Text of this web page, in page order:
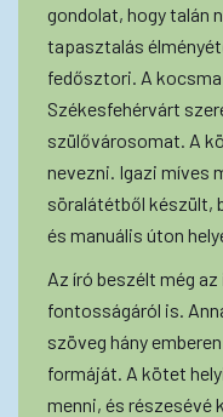
gondolat, hogy talán
tapasztalás
fedősztori. A kocsma
Székesfehérvárt
szülővárosomat. A
nevezni. Igazi míves
söralátétből készült,
és manuális úton
Az író beszélt még
fontosságáról is.
szöveg hány
formáját. A kötet
menni, és részesévé